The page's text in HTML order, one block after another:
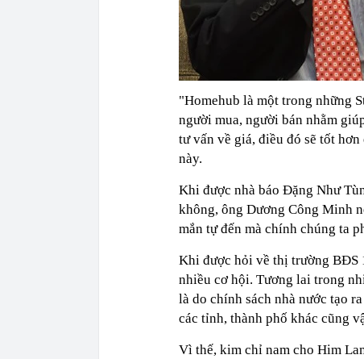
"Homehub là một trong những
người mua, người bán nhằm
tư vấn về giá, điều đó sẽ tốt
này.
Khi được nhà báo Đặng Như
không, ông Dương Công Minh
mắn tự đến mà chính chúng ta
Khi được hỏi về thị trường BĐS
nhiều cơ hội. Tương lai trong
là do chính sách nhà nước tạo
các tỉnh, thành phố khác cũng
Vì thế, kim chỉ nam cho Him